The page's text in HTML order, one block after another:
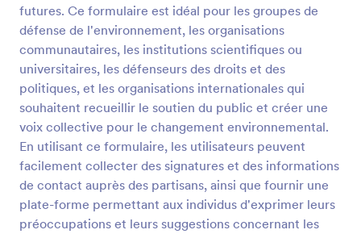
futures. Ce formulaire est idéal pour les groupes de
défense de l'environnement, les organisations
communautaires, les institutions scientifiques ou
universitaires, les défenseurs des droits et des
politiques, et les organisations internationales qui
souhaitent recueillir le soutien du public et créer une
voix collective pour le changement environnemental.
En utilisant ce formulaire, les utilisateurs peuvent
facilement collecter des signatures et des informations
de contact auprès des partisans, ainsi que fournir une
plate-forme permettant aux individus d'exprimer leurs
préoccupations et leurs suggestions concernant les